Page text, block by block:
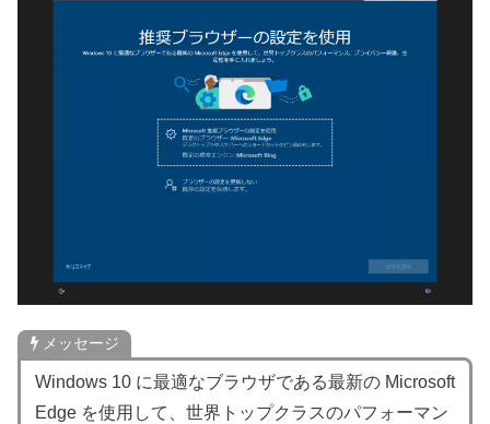
メッセージ
Windows 10 に最適なブラウザである最新の Microsoft
Edge を使用して、世界トップクラスのパフォーマン